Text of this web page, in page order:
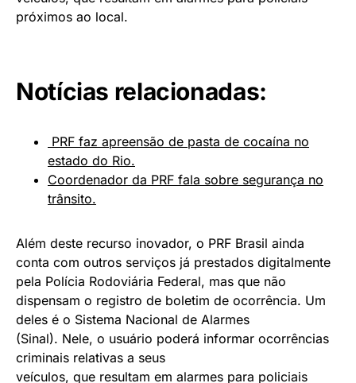
próximos ao local.
Notícias relacionadas:
PRF faz apreensão de pasta de cocaína no
estado do Rio.
Coordenador da PRF fala sobre segurança no
trânsito.
Além deste recurso inovador, o PRF Brasil ainda
conta com outros serviços já prestados digitalmente
pela Polícia Rodoviária Federal, mas que não
dispensam o registro de boletim de ocorrência. Um
deles é o Sistema Nacional de Alarmes
(Sinal). Nele, o usuário poderá informar ocorrências
criminais relativas a seus
veículos, que resultam em alarmes para policiais